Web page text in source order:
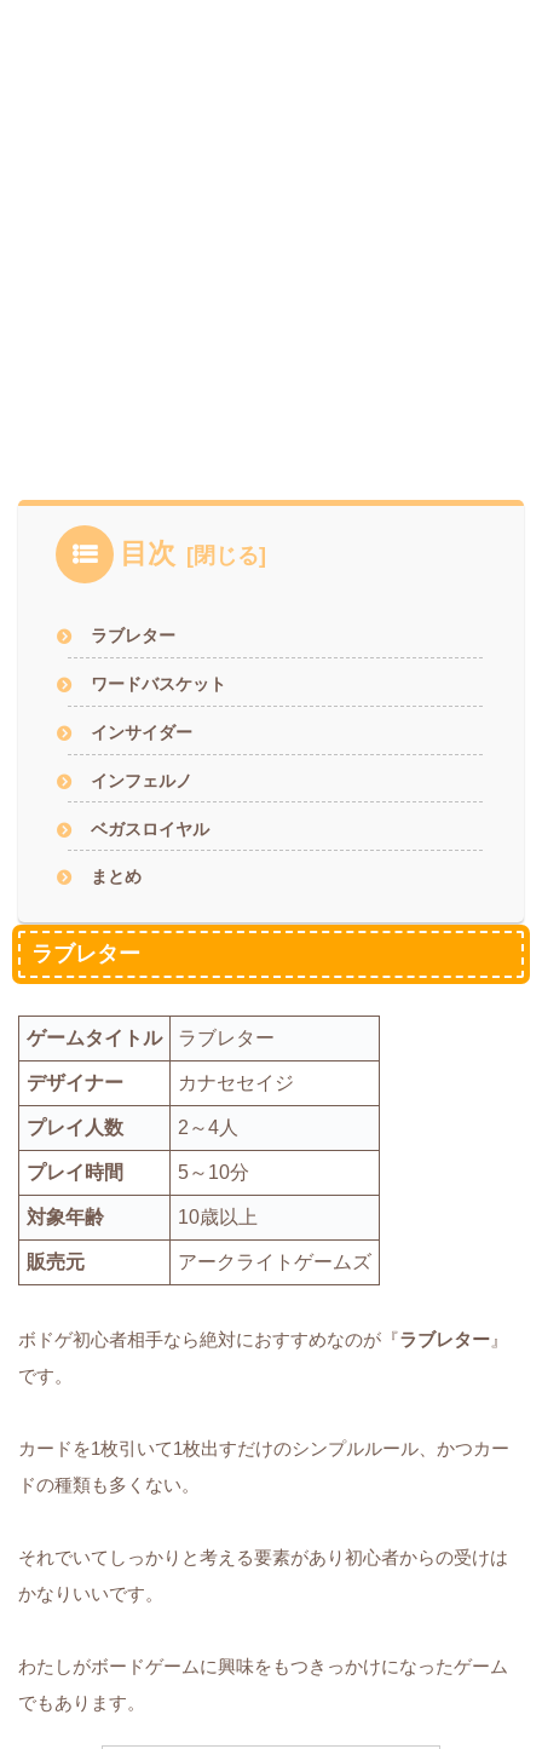
目次
ラブレター
ワードバスケット
インサイダー
インフェルノ
ベガスロイヤル
まとめ
ラブレター
ゲームタイトル ラブレター
デザイナー カナセセイジ
プレイ人数 2～4人
プレイ時間 5～10分
対象年齢 10歳以上
販売元 アークライトゲームズ
ボドゲ初心者相手なら絶対におすすめなのが『ラブレター』
です。
カードを1枚引いて1枚出すだけのシンプルルール、かつカー
ドの種類も多くない。
それでいてしっかりと考える要素があり初心者からの受けは
かなりいいです。
わたしがボードゲームに興味をもつきっかけになったゲーム
でもあります。